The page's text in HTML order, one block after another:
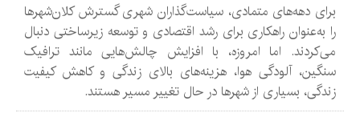
برای دهه‌های متمادی، سیاست‌گذاران شهری گسترش کلان‌شهرها
را به‌عنوان راهکاری برای رشد اقتصادی و توسعه زیرساختی دنبال
می‌کردند. اما امروزه، با افزایش چالش‌هایی مانند ترافیک
سنگین، آلودگی هوا، هزینه‌های بالای زندگی و کاهش کیفیت
زندگی، بسیاری از شهرها در حال تغییر مسیر هستند.